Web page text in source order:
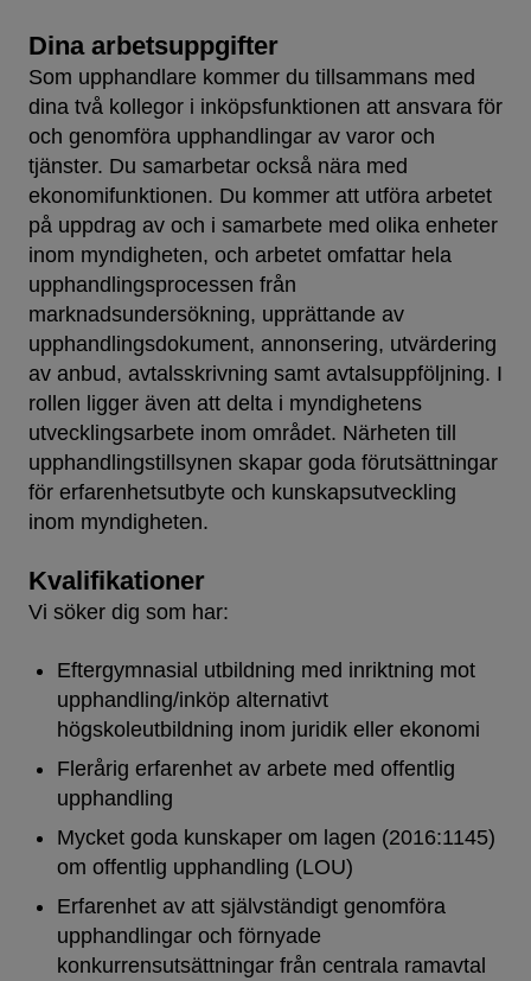
Dina arbetsuppgifter
Som upphandlare kommer du tillsammans med
dina två kollegor i inköpsfunktionen att ansvara för
och genomföra upphandlingar av varor och
tjänster. Du samarbetar också nära med
ekonomifunktionen. Du kommer att utföra arbetet
på uppdrag av och i samarbete med olika enheter
inom myndigheten, och arbetet omfattar hela
upphandlingsprocessen från
marknadsundersökning, upprättande av
upphandlingsdokument, annonsering, utvärdering
av anbud, avtalsskrivning samt avtalsuppföljning. I
rollen ligger även att delta i myndighetens
utvecklingsarbete inom området. Närheten till
upphandlingstillsynen skapar goda förutsättningar
för erfarenhetsutbyte och kunskapsutveckling
inom myndigheten.
Kvalifikationer
Vi söker dig som har:
Eftergymnasial utbildning med inriktning mot
upphandling/inköp alternativt
högskoleutbildning inom juridik eller ekonomi
Flerårig erfarenhet av arbete med offentlig
upphandling
Mycket goda kunskaper om lagen (2016:1145)
om offentlig upphandling (LOU)
Erfarenhet av att självständigt genomföra
upphandlingar och förnyade
konkurrensutsättningar från centrala ramavtal